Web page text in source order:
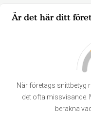
Är det här ditt
När företags snittbetyg
det ofta missvisande.
beräkna